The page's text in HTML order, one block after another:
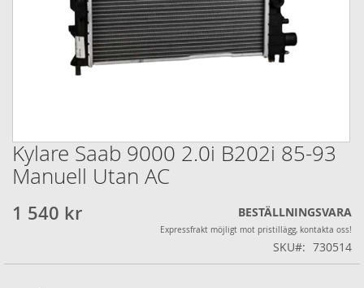
Kylare Saab 9000 2.0i B202i 85-93
Manuell Utan AC
1 540 kr BESTÄLLNINGSVARA
Expressfrakt möjligt mot pristillägg, kontakta oss!
SKU 730514
Hoppa
till
början
bildgalleriet